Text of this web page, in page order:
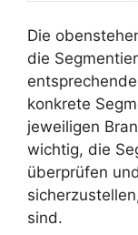
Die
die
konkrete
jeweiligen
wichtig, die
überprüfen
sind.